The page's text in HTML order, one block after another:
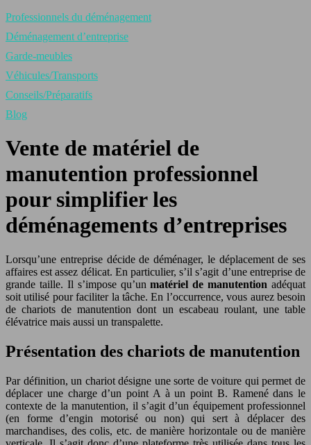
Professionnels du déménagement
Déménagement d’entreprise
Garde-meubles
Véhicules/Transports
Conseils/Préparatifs
Blog
Vente de matériel de
manutention professionnel
pour simplifier les
déménagements d’entreprises
Lorsqu’une entreprise décide de déménager, le déplacement de ses
affaires est assez délicat. En particulier, s’il s’agit d’une entreprise de
grande taille. Il s’impose qu’unmatériel de manutention adéquat
soit utilisé pour faciliter la tâche. En l’occurrence, vous aurez besoin
de chariots de manutention dont un escabeau roulant, une table
élévatrice mais aussi un transpalette.
Présentation des chariots de manutention
Par définition, un chariot désigne une sorte de voiture qui permet de
déplacer une charge d’un point A à un point B. Ramené dans le
contexte de la manutention, il s’agit d’un équipement professionnel
(en forme d’engin motorisé ou non) qui sert à déplacer des
marchandises, des colis, etc. de manière horizontale ou de manière